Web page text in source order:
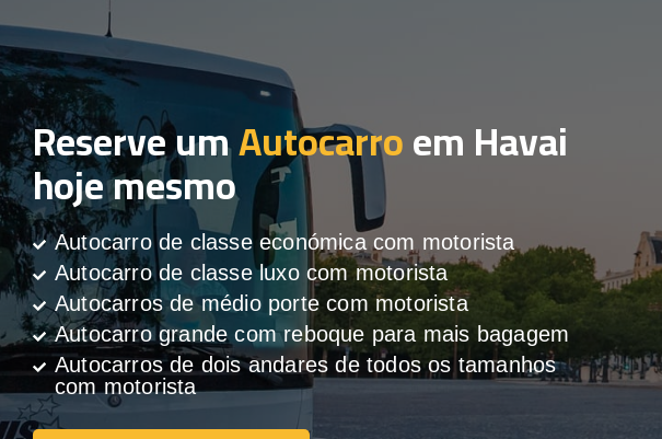
Reserve umAutocarroem Havai
hoje mesmo
Autocarro de classe económica com motorista
Autocarro de classe luxo com motorista
Autocarros de médio porte com motorista
Autocarro grande com reboque para mais bagagem
Autocarros de dois andares de todos os tamanhos
com motorista